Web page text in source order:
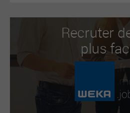
Recruter
plus